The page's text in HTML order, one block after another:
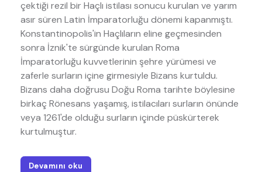
çektiği rezil bir Haçlı istilası sonucu kurulan ve yarım
asır süren Latin İmparatorluğu dönemi kapanmıştı.
Konstantinopolis'in Haçlıların eline geçmesinden
sonra İznik'te sürgünde kurulan Roma
İmparatorluğu kuvvetlerinin şehre yürümesi ve
zaferle surların içine girmesiyle Bizans kurtuldu.
Bizans daha doğrusu Doğu Roma tarihte böylesine
birkaç Rönesans yaşamış, istilacıları surların önünde
veya 1261'de olduğu surların içinde püskürterek
kurtulmuştur.
Devamını oku